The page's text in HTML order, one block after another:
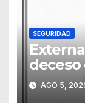
SEGURIDAD
AGO 5,